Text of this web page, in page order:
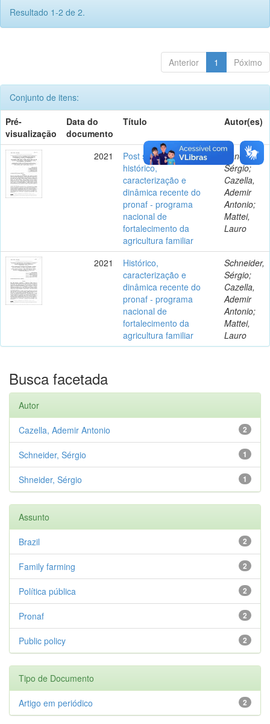
Resultado 1-2 de 2.
Anterior 1 Póximo
Conjunto de itens:
Pré-
visualização
Data do
documento
Título Autor(es)
2021
Post scriptum ao artigo
histórico,
caracterização e
dinâmica recente do
pronaf - programa
nacional de
fortalecimento da
agricultura familiar
Shneider,
Sérgio;
Cazella,
Ademir
Antonio;
Mattei,
Lauro
2021
Histórico,
caracterização e
dinâmica recente do
pronaf - programa
nacional de
fortalecimento da
agricultura familiar
Schneider,
Sérgio;
Cazella,
Ademir
Antonio;
Mattei,
Lauro
Busca facetada
Autor
2
Cazella, Ademir Antonio
1
Schneider, Sérgio
1
Shneider, Sérgio
Assunto
2
Brazil
2
Family farming
2
Política pública
2
Pronaf
2
Public policy
Tipo de Documento
2
Artigo em periódico